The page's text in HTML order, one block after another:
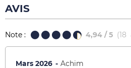
AVIS
Note : 4,94 / 5 (18
Mars 2026
Achim